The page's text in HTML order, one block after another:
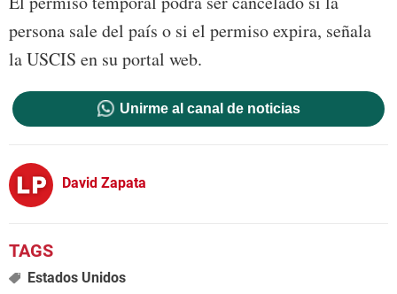
persona sale del país o si el permiso expira, señala
la USCIS en su portal web.
Unirme al canal de noticias
David Zapata
Estados Unidos